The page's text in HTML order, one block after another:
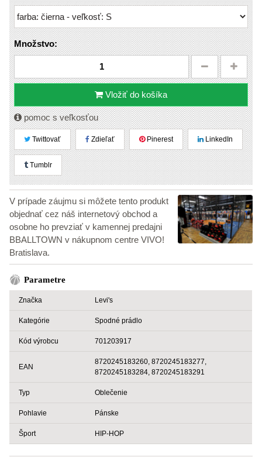
Množstvo:
Vložiť do košíka
pomoc s veľkosťou
Twittovať Zdieľať Pinerest LinkedIn
Tumblr
V prípade záujmu si môžete tento produkt
objednať cez náš internetový obchod a
osobne ho prevziať v kamennej predajni
BBALLTOWN v nákupnom centre VIVO!
Bratislava.
Parametre
Značka Levi's
Kategórie Spodné prádlo
Kód výrobcu 701203917
EAN
8720245183260, 8720245183277,
8720245183284, 8720245183291
Typ Oblečenie
Pohlavie Pánske
Šport HIP-HOP